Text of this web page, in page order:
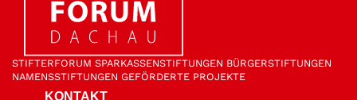
STIFTER­FORUM SPARKASSEN­STIFTUNGEN BÜRGER­STIFTUNGEN
NAMENS­STIFTUNGEN GEFÖRDERTE PROJEKTE
KONTAKT